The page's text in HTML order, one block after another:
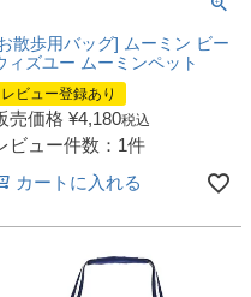
散歩用バッグ] ムーミン ビー
ィズユー ムーミンペット
レビュー登録あり
売価格 ¥4,180税込
ビュー件数：1件
カートに入れる